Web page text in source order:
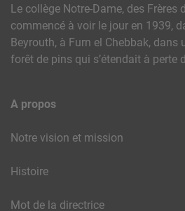
Le collège Notre-Dame, des Frères
commencé à voir le jour en 1939,
Beyrouth, à Furn el Chebbak,
forêt de pins qui s’étendait à perte
A propos
Notre vision et mission
Histoire
Mot de la directrice